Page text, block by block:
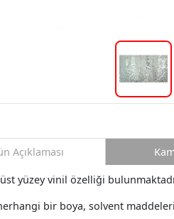
Açıklaması
yüzey vinil özelliği
bir boya, solvent